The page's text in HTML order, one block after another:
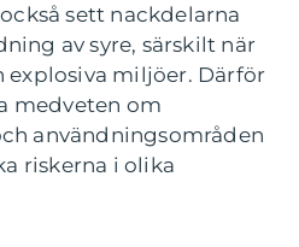
sett nackdelarna
av syre, särskilt när
explosiva miljöer. Därför
medveten om
användningsområden
riskerna i olika